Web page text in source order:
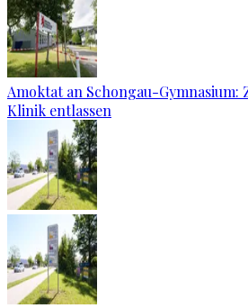
Amoktat an Schongau-Gymnasium:
Klinik entlassen